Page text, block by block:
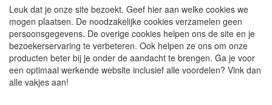
OVER ONS
Contact
Garantie
Privacyverklaring
Voorwaarden
Leuk dat je onze site bezoekt. Geef hier aan welke cookies we
mogen plaatsen. De noodzakelijke cookies verzamelen geen
persoonsgegevens. De overige cookies helpen ons de site en je
bezoekerservaring te verbeteren. Ook helpen ze ons om onze
producten beter bij je onder de aandacht te brengen. Ga je voor
een optimaal werkende website inclusief alle voordelen? Vink dan
alle vakjes aan!